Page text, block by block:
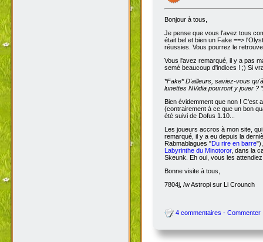
Bonjour à tous,
Je pense que vous l'avez tous
était bel et bien un Fake ==>
réussies. Vous pourrez le
Vous l'avez remarqué, il y a pas
semé beaucoup d'indices ! ;) Si
*Fake*D'ailleurs, saviez-vous
lunettes NVidia pourront y jouer ?
Bien évidemment que non ! C'est
(contrairement à ce que un bon
été suivi de Dofus 1.10...
Les joueurs accros à mon site,
remarqué, il y a eu depuis la
Rabmablagues "Du rire en barre
Labyrinthe du Minotoror, dans la
Skeunk. Eh oui, vous les
Bonne visite à tous,
7804j, /w Astropi sur Li Crounch
4 commentaires - Commenter